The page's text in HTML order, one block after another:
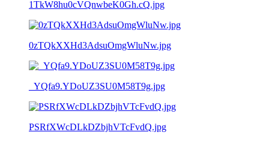
1TkW8hu0cVQnwbeK0Gh.cQ.jpg
0zTQkXXHd3AdsuOmgWluNw.jpg
_YQfa9.YDoUZ3SU0M58T9g.jpg
PSRfXWcDLkDZbjhVTcFvdQ.jpg